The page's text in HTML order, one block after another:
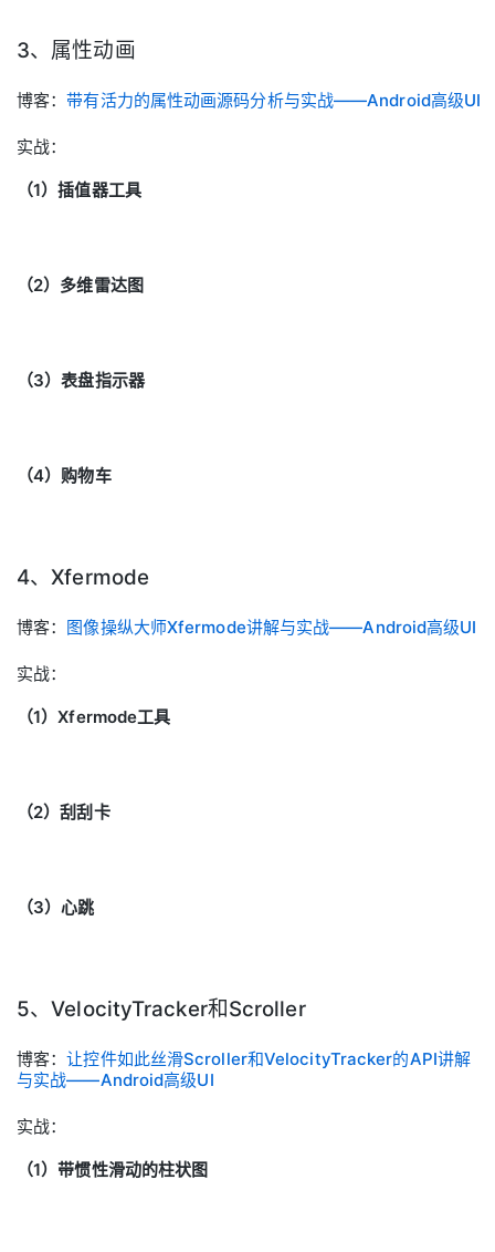
3、属性动画
博客：带有活力的属性动画源码分析与实战——Android高级UI
实战：
（1）插值器工具
（2）多维雷达图
（3）表盘指示器
（4）购物车
4、Xfermode
博客： 图像操纵大师Xfermode讲解与实战——Android高级UI
实战：
（1）Xfermode工具
（2）刮刮卡
（3）心跳
5、VelocityTracker和Scroller
博客：让控件如此丝滑Scroller和VelocityTracker的API讲解
与实战——Android高级UI
实战：
（1）带惯性滑动的柱状图